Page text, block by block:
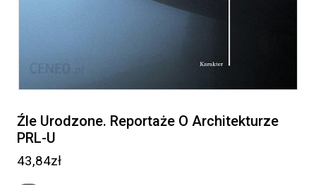
Źle Urodzone. Reportaże O Architekturze
PRL-U
43,84zł